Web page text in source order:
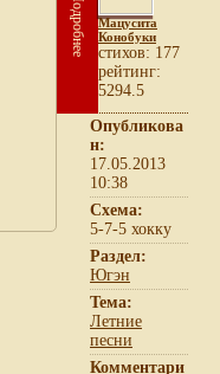
Подробнее
Мацусита
Конобуки
cтихов: 177
рейтинг:
5294.5
Опубликова
н:
17.05.2013
10:38
Схема:
5-7-5 хокку
Раздел:
Югэн
Тема:
Летние
песни
Комментари